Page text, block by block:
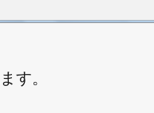
す。